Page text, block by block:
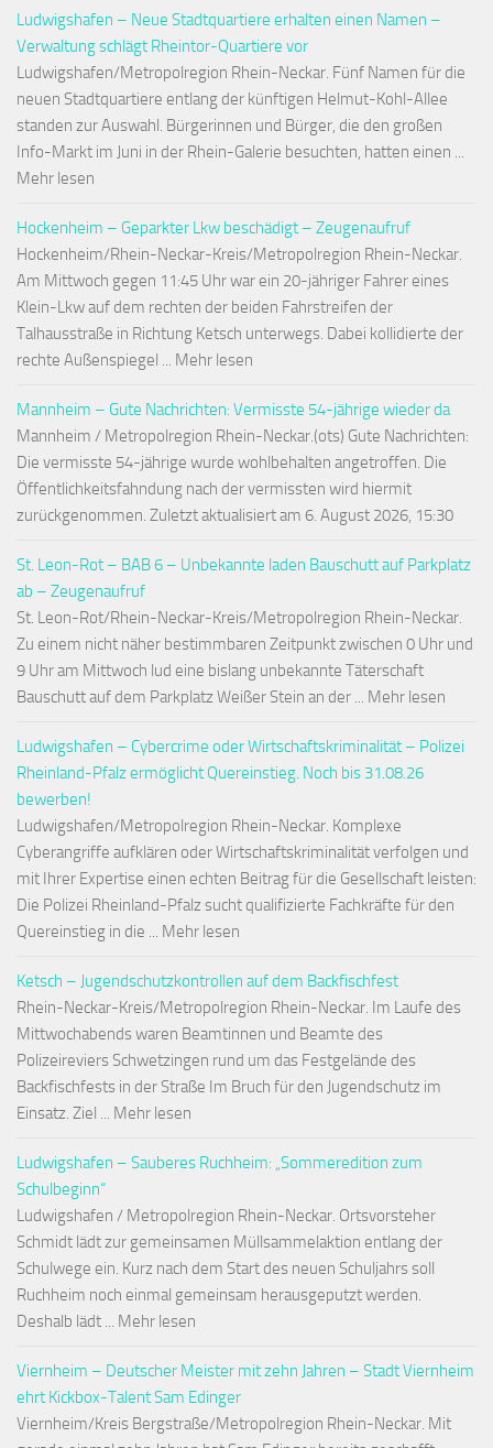
Ludwigshafen – Neue Stadtquartiere erhalten einen Namen –
Verwaltung schlägt Rheintor-Quartiere vor
Ludwigshafen/Metropolregion Rhein-Neckar. Fünf Namen für die
neuen Stadtquartiere entlang der künftigen Helmut-Kohl-Allee
standen zur Auswahl. Bürgerinnen und Bürger, die den großen
Info-Markt im Juni in der Rhein-Galerie besuchten, hatten einen ...
Mehr lesen
Hockenheim – Geparkter Lkw beschädigt – Zeugenaufruf
Hockenheim/Rhein-Neckar-Kreis/Metropolregion Rhein-Neckar.
Am Mittwoch gegen 11:45 Uhr war ein 20-jähriger Fahrer eines
Klein-Lkw auf dem rechten der beiden Fahrstreifen der
Talhausstraße in Richtung Ketsch unterwegs. Dabei kollidierte der
rechte Außenspiegel ... Mehr lesen
Mannheim – Gute Nachrichten: Vermisste 54-jährige wieder da
Mannheim / Metropolregion Rhein-Neckar.(ots) Gute Nachrichten:
Die vermisste 54-jährige wurde wohlbehalten angetroffen. Die
Öffentlichkeitsfahndung nach der vermissten wird hiermit
zurückgenommen. Zuletzt aktualisiert am 6. August 2026, 15:30
St. Leon-Rot – BAB 6 – Unbekannte laden Bauschutt auf Parkplatz
ab – Zeugenaufruf
St. Leon-Rot/Rhein-Neckar-Kreis/Metropolregion Rhein-Neckar.
Zu einem nicht näher bestimmbaren Zeitpunkt zwischen 0 Uhr und
9 Uhr am Mittwoch lud eine bislang unbekannte Täterschaft
Bauschutt auf dem Parkplatz Weißer Stein an der ... Mehr lesen
Ludwigshafen – Cybercrime oder Wirtschaftskriminalität – Polizei
Rheinland-Pfalz ermöglicht Quereinstieg. Noch bis 31.08.26
bewerben!
Ludwigshafen/Metropolregion Rhein-Neckar. Komplexe
Cyberangriffe aufklären oder Wirtschaftskriminalität verfolgen und
mit Ihrer Expertise einen echten Beitrag für die Gesellschaft leisten:
Die Polizei Rheinland-Pfalz sucht qualifizierte Fachkräfte für den
Quereinstieg in die ... Mehr lesen
Ketsch – Jugendschutzkontrollen auf dem Backfischfest
Rhein-Neckar-Kreis/Metropolregion Rhein-Neckar. Im Laufe des
Mittwochabends waren Beamtinnen und Beamte des
Polizeireviers Schwetzingen rund um das Festgelände des
Backfischfests in der Straße Im Bruch für den Jugendschutz im
Einsatz. Ziel ... Mehr lesen
Ludwigshafen – Sauberes Ruchheim: „Sommeredition zum
Schulbeginn“
Ludwigshafen / Metropolregion Rhein-Neckar. Ortsvorsteher
Schmidt lädt zur gemeinsamen Müllsammelaktion entlang der
Schulwege ein. Kurz nach dem Start des neuen Schuljahrs soll
Ruchheim noch einmal gemeinsam herausgeputzt werden.
Deshalb lädt ... Mehr lesen
Viernheim – Deutscher Meister mit zehn Jahren – Stadt Viernheim
ehrt Kickbox-Talent Sam Edinger
Viernheim/Kreis Bergstraße/Metropolregion Rhein-Neckar. Mit